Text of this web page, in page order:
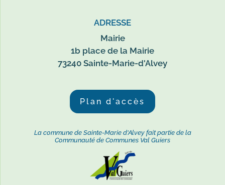
ADRESSE
Mairie
1b place de la Mairie
73240 Sainte-Marie-d'Alvey
Plan d'accès
La commune de Sainte-Marie d'Alvey fait partie de la
Communauté de Communes Val Guiers